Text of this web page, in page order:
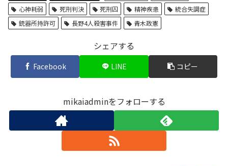
心神耗弱
死刑判決 死刑囚 精神疾患
統合失調症
銃器所持許可
長野4人殺害事件 青木政憲
シェアする
Facebook LINE コピー
mikaiadminをフォローする